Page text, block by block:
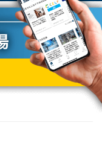
入
テム